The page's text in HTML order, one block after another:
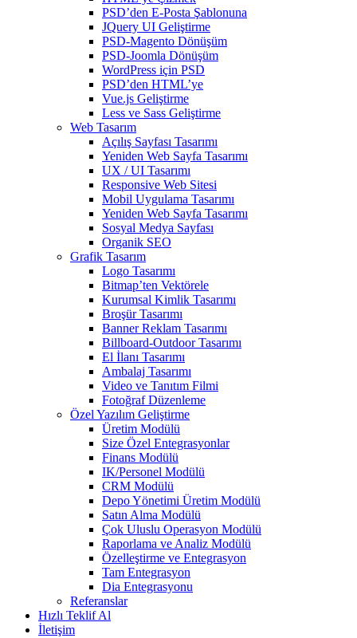
PSD’den E-Posta Şablonuna
JQuery UI Geliştirme
PSD-Magento Dönüşüm
PSD-Joomla Dönüşüm
WordPress için PSD
PSD’den HTML’ye
Vue.js Geliştirme
Less ve Sass Geliştirme
Web Tasarım
Açılış Sayfası Tasarımı
Yeniden Web Sayfa Tasarımı
UX / UI Tasarımı
Responsive Web Sitesi
Mobil Uygulama Tasarımı
Yeniden Web Sayfa Tasarımı
Sosyal Medya Sayfası
Organik SEO
Grafik Tasarım
Logo Tasarımı
Bitmap’ten Vektörele
Kurumsal Kimlik Tasarımı
Broşür Tasarımı
Banner Reklam Tasarımı
Billboard-Outdoor Tasarımı
El İlanı Tasarımı
Ambalaj Tasarımı
Video ve Tanıtım Filmi
Fotoğraf Düzenleme
Özel Yazılım Geliştirme
Üretim Modülü
Size Özel Entegrasyonlar
Finans Modülü
IK/Personel Modülü
CRM Modülü
Depo Yönetimi Üretim Modülü
Satın Alma Modülü
Çok Uluslu Operasyon Modülü
Raporlama ve Analiz Modülü
Özelleştirme ve Entegrasyon
Tam Entegrasyon
Dia Entegrasyonu
Referanslar
Hızlı Teklif Al
İletişim